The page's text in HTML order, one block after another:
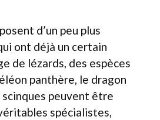
d’un peu plus
ont déjà un certain
de lézards, des espèces
panthère, le dragon
scinques peuvent être
spécialistes,